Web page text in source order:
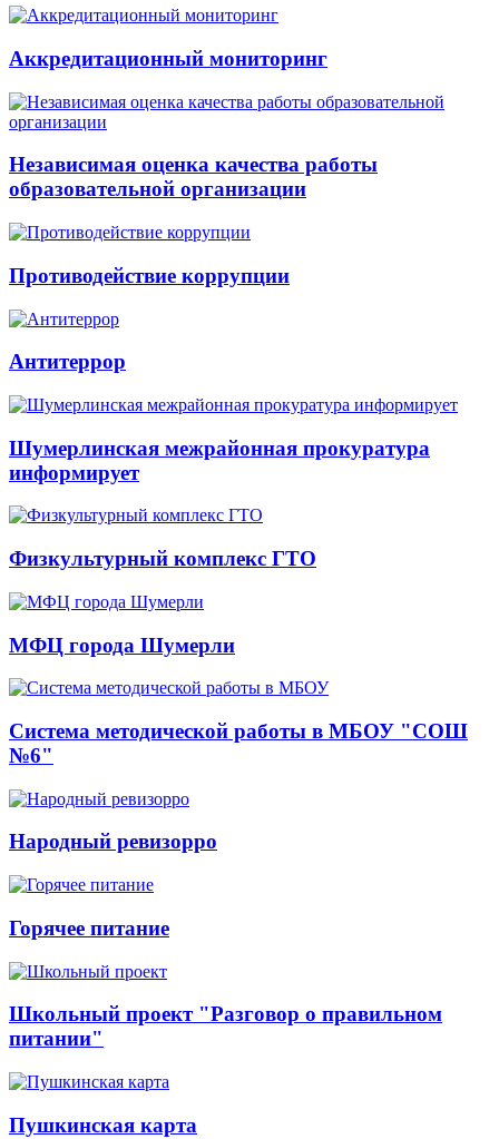
Аккредитационный мониторинг
Независимая оценка качества работы
образовательной организации
Противодействие коррупции
Антитеррор
Шумерлинская межрайонная прокуратура
информирует
Физкультурный комплекс ГТО
МФЦ города Шумерли
Система методической работы в МБОУ "СОШ
№6"
Народный ревизорро
Горячее питание
Школьный проект "Разговор о правильном
питании"
Пушкинская карта